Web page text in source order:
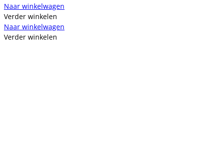
Naar winkelwagen
Verder winkelen
Naar winkelwagen
Verder winkelen